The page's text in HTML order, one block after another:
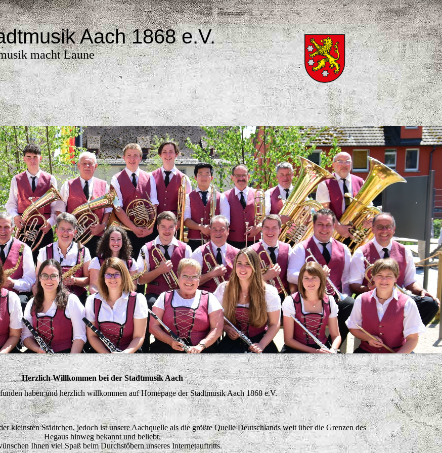
Aach 1868 e.V.
macht Laune
Herzlich Willkommen bei der Stadtmusik Aach
haben und herzlich willkommen auf Homepage der Stadtmusik Aach 1868 e.V.
kleinsten Städtchen, jedoch ist unsere Aachquelle als die größte Quelle Deutschlands weit über die Grenzen des
Hegaus hinweg bekannt und beliebt.
Ihnen viel Spaß beim Durchstöbern unseres Internetauftritts.